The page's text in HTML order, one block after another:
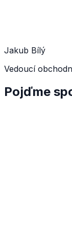
Jakub Bílý
Vedoucí
Pojďme